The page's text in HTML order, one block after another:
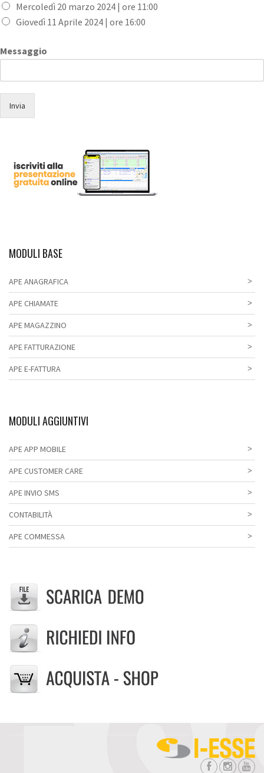
Mercoledì 20 marzo 2024 | ore 11:00
Giovedì 11 Aprile 2024 | ore 16:00
Messaggio
Invia
MODULI BASE
APE ANAGRAFICA
APE CHIAMATE
APE MAGAZZINO
APE FATTURAZIONE
APE E-FATTURA
MODULI AGGIUNTIVI
APE APP MOBILE
APE CUSTOMER CARE
APE INVIO SMS
CONTABILITÀ
APE COMMESSA